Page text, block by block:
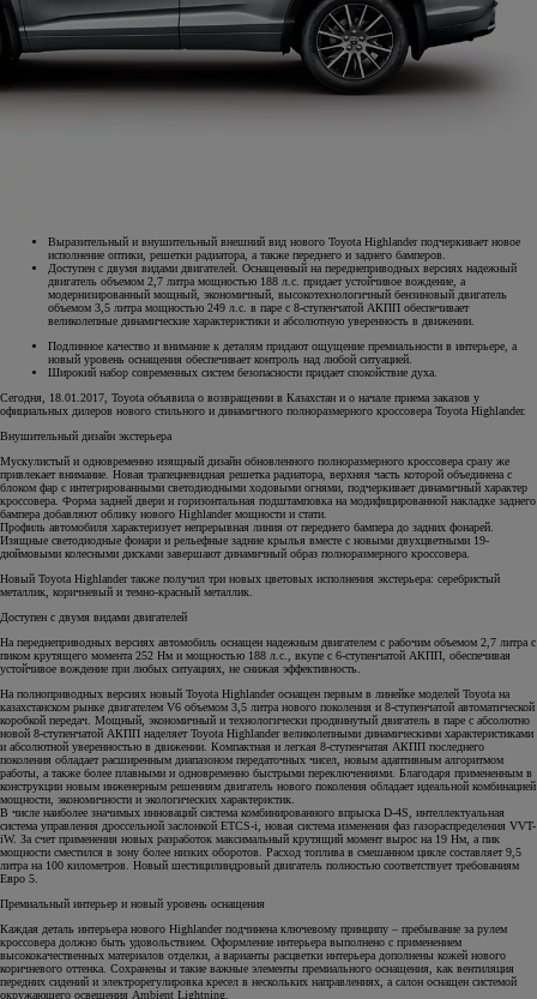
Выразительный и внушительный внешний вид нового Toyota Highlander подчеркивает новое
исполнение оптики, решетки радиатора, а также переднего и заднего бамперов.
Доступен с двумя видами двигателей. Оснащенный на переднеприводных версиях надежный
двигатель объемом 2,7 литра мощностью 188 л.с. придает устойчивое вождение, а
модернизированный мощный, экономичный, высокотехнологичный бензиновый двигатель
объемом 3,5 литра мощностью 249 л.с. в паре с 8-ступенчатой АКПП обеспечивает
великолепные динамические характеристики и абсолютную уверенность в движении.
Подлинное качество и внимание к деталям придают ощущение премиальности в интерьере, а
новый уровень оснащения обеспечивает контроль над любой ситуацией.
Широкий набор современных систем безопасности придает спокойствие духа.
Сегодня, 18.01.2017, Toyota объявила о возвращении в Казахстан и о начале приема заказов у
официальных дилеров нового стильного и динамичного полноразмерного кроссовера Toyota Highlander.
Внушительный дизайн экстерьера
Мускулистый и одновременно изящный дизайн обновленного полноразмерного кроссовера сразу же
привлекает внимание. Новая трапециевидная решетка радиатора, верхняя часть которой объединена с
блоком фар с интегрированными светодиодными ходовыми огнями, подчеркивает динамичный характер
кроссовера. Форма задней двери и горизонтальная подштамповка на модифицированной накладке заднего
бампера добавляют облику нового Highlander мощности и стати.
Профиль автомобиля характеризует непрерывная линия от переднего бампера до задних фонарей.
Изящные светодиодные фонари и рельефные задние крылья вместе с новыми двухцветными 19-
дюймовыми колесными дисками завершают динамичный образ полноразмерного кроссовера.
Новый Toyota Highlander также получил три новых цветовых исполнения экстерьера: серебристый
металлик, коричневый и темно-красный металлик.
Доступен с двумя видами двигателей
На переднеприводных версиях автомобиль оснащен надежным двигателем с рабочим объемом 2,7 литра с
пиком крутящего момента 252 Нм и мощностью 188 л.с., вкупе с 6-ступенчатой АКПП, обеспечивая
устойчивое вождение при любых ситуациях, не снижая эффективность.
На полноприводных версиях новый Toyota Highlander оснащен первым в линейке моделей Toyota на
казахстанском рынке двигателем V6 объемом 3,5 литра нового поколения и 8-ступенчатой автоматической
коробкой передач. Мощный, экономичный и технологически продвинутый двигатель в паре с абсолютно
новой 8-ступенчатой АКПП наделяет Toyota Highlander великолепными динамическими характеристиками
и абсолютной уверенностью в движении. Компактная и легкая 8-ступенчатая АКПП последнего
поколения обладает расширенным диапазоном передаточных чисел, новым адаптивным алгоритмом
работы, а также более плавными и одновременно быстрыми переключениями. Благодаря примененным в
конструкции новым инженерным решениям двигатель нового поколения обладает идеальной комбинацией
мощности, экономичности и экологических характеристик.
В числе наиболее значимых инноваций система комбинированного впрыска D-4S, интеллектуальная
система управления дроссельной заслонкой ETCS-i, новая система изменения фаз газораспределения VVT-
iW. За счет применения новых разработок максимальный крутящий момент вырос на 19 Нм, а пик
мощности сместился в зону более низких оборотов. Расход топлива в смешанном цикле составляет 9,5
литра на 100 километров. Новый шестицилиндровый двигатель полностью соответствует требованиям
Евро 5.
Премиальный интерьер и новый уровень оснащения
Каждая деталь интерьера нового Highlander подчинена ключевому принципу – пребывание за рулем
кроссовера должно быть удовольствием. Оформление интерьера выполнено с применением
высококачественных материалов отделки, а варианты расцветки интерьера дополнены кожей нового
коричневого оттенка. Сохранены и такие важные элементы премиального оснащения, как вентиляция
передних сидений и электрорегулировка кресел в нескольких направлениях, а салон оснащен системой
окружающего освещения Ambient Lightning.